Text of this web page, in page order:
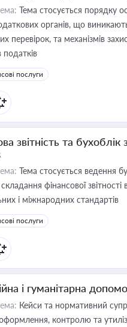
Тема стосується порядку
органів, що
перевірок, та механізмів
податків
послуги
звітність та
Тема стосується ведення
фінансової звітності
і міжнародних стандартів
послуги
і гуманітарна
Кейси та нормативний
контролю та